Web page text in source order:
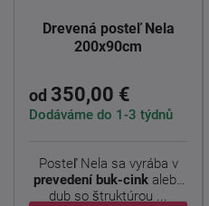
Drevená posteľ Nela
200x90cm
od 350,00 €
Dodáváme do 1-3 týdnů
Posteľ Nela sa vyrába v
prevedení buk-cinkalebo
dub so štruktúrou ...